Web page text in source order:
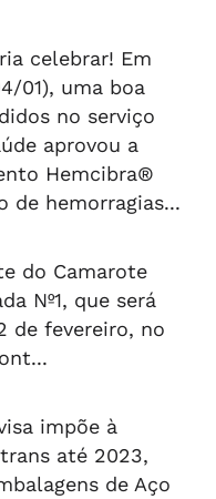
celebrar! Em
01), uma boa
no serviço
aprovou a
Hemcibra®
de hemorragias...
do Camarote
Nº1, que será
de fevereiro, no
impõe à
até 2023,
de Aço